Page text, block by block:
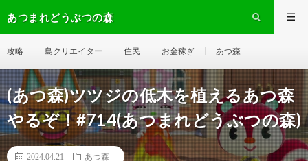
あつまれどうぶつの森
攻略 島クリエイター 住民 お金稼ぎ あつ森
(あつ森)ツツジの低木を植えるあつ森
やるぞ！#714(あつまれどうぶつの森)
2024.04.21 あつ森